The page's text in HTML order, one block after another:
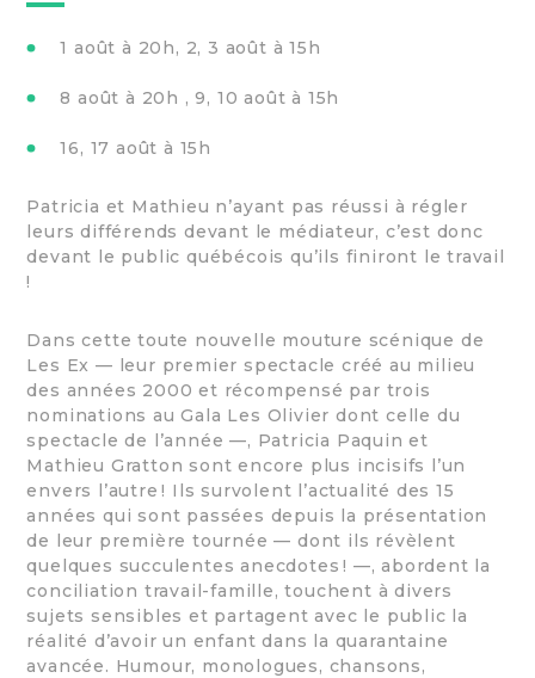
1 août à 20h, 2, 3 août à 15h
8 août à 20h , 9, 10 août à 15h
16, 17 août à 15h
Patricia et Mathieu n’ayant pas réussi à régler
leurs différends devant le médiateur, c’est donc
devant le public québécois qu’ils finiront le travail
!
Dans cette toute nouvelle mouture scénique de
Les Ex — leur premier spectacle créé au milieu
des années 2000 et récompensé par trois
nominations au Gala Les Olivier dont celle du
spectacle de l’année —, Patricia Paquin et
Mathieu Gratton sont encore plus incisifs l’un
envers l’autre ! Ils survolent l’actualité des 15
années qui sont passées depuis la présentation
de leur première tournée — dont ils révèlent
quelques succulentes anecdotes ! —, abordent la
conciliation travail-famille, touchent à divers
sujets sensibles et partagent avec le public la
réalité d’avoir un enfant dans la quarantaine
avancée. Humour, monologues, chansons,